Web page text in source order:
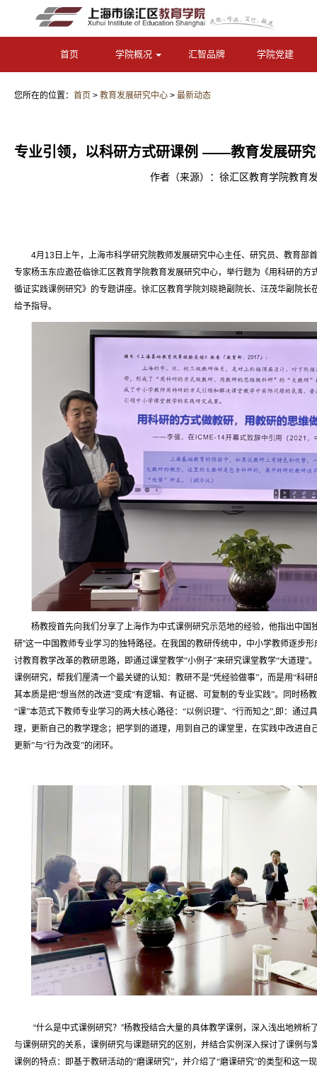
首页 学院概况 汇智品牌 学院党建
您所在的位置： 首页 > 教育发展研究中心 > 最新动态
专业引领，以科研方式研课例 ——教育发展研
作者（来源）：徐汇区教育学院教育
4月13日上午，上海市科学研究院教师发展研究中心主任、研究员、教育部
专家杨玉东应邀莅临徐汇区教育学院教育发展研究中心，举行题为《用科研的
循证实践课例研究》的专题讲座。徐汇区教育学院刘晓艳副院长、汪茂华副院长
给予指导。
杨教授首先向我们分享了上海作为中式课例研究示范地的经验，他指出中国
研”这一中国教师专业学习的独特路径。在我国的教研传统中， 中小学教师逐步
讨教育教学改革的教研思路，即通过课堂教学“小例子”来研究课堂教学“大道理”
课例研究，帮我们厘清一个最关键的认知：教研不是“凭经验做事”，而是用“科研
其本质是把“想当然的改进”变成“有逻辑、有证据、可复制的专业实践”。同时杨
“课”本范式下教师专业学习的两大核心路径：“以例识理”、“行而知之”,即：通过
理，更新自己的教学理念；把学到的道理，用到自己的课堂里，在实践中改进自
更新”与“行为改变”的闭环。
“什么是中式课例研究？”杨教授结合大量的具体教学课例，深入浅出地辨析
与课例研究的关系，课例研究与课题研究的区别，并结合实例深入探讨了课例与
课例的特点：即基于教研活动的“磨课研究”，并介绍了“磨课研究”的类型和这一